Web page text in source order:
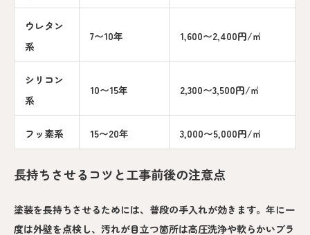
ウレタン
系
7〜10年 1,600〜2,400円/㎡
シリコン
系
10〜15年 2,300〜3,500円/㎡
フッ素系 15〜20年 3,000〜5,000円/㎡
長持ちさせるコツと工事前後の注意点
塗装を長持ちさせるためには、普段の手入れが効きます。年に一
度は外壁を点検し、汚れが目立つ箇所は高圧洗浄や軟らかいブラ